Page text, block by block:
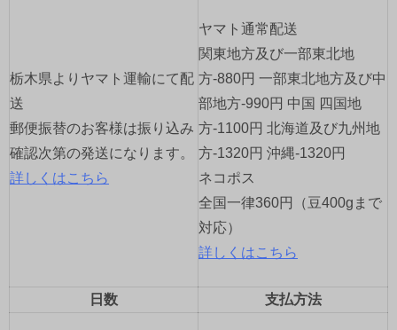
ン
栃木県よりヤマト運輸にて配
送
郵便振替のお客様は振り込み
確認次第の発送になります。
詳しくはこちら
ヤマト通常配送
関東地方及び一部東北地
方-880円 一部東北地方及び中
部地方-990円 中国 四国地
方-1100円 北海道及び九州地
方-1320円 沖縄-1320円
ネコポス
全国一律360円（豆400gまで
対応）
詳しくはこちら
日数 支払方法